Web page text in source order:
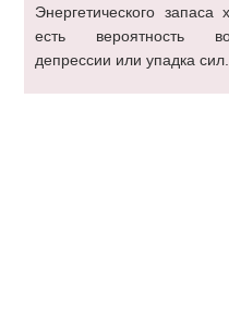
Энергетического
есть вероятность
депрессии или упадка сил.